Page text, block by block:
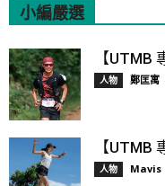
小編嚴選
【UTMB
人物 鄭匡寓
【UTMB
人物 Mavis